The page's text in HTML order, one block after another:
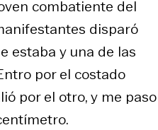
combatiente del
disparó
estaba y una de las
por el costado
por el otro, y me paso